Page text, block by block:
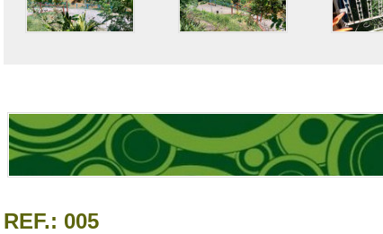
REF.: 005